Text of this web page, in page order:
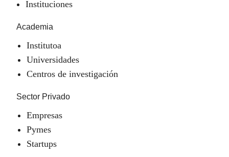
Instituciones
Academia
Institutoa
Universidades
Centros de investigación
Sector Privado
Empresas
Pymes
Startups